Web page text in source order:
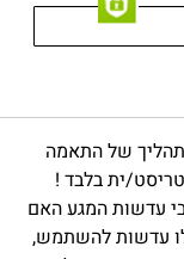
של התאמה
ית בלבד !
עדשות המגע האם
עדשות להשתמש,